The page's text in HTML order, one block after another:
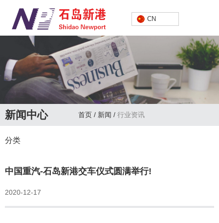
中文
CN
新闻中心 首页 / 新闻 / 行业资讯
分类
中国重汽-石岛新港交车仪式圆满举行!
2020-12-17